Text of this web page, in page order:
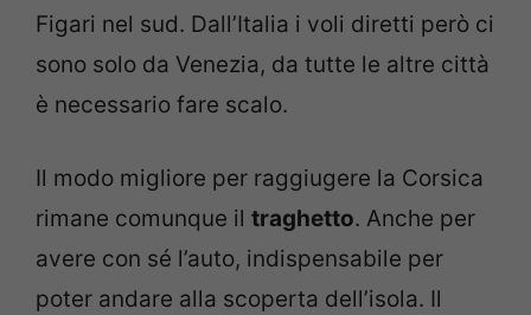
Figari nel sud. Dall’Italia i voli diretti però ci
sono solo da Venezia, da tutte le altre città
è necessario fare scalo.
Il modo migliore per raggiugere la Corsica
rimane comunque il traghetto. Anche per
avere con sé l’auto, indispensabile per
poter andare alla scoperta dell’isola. Il